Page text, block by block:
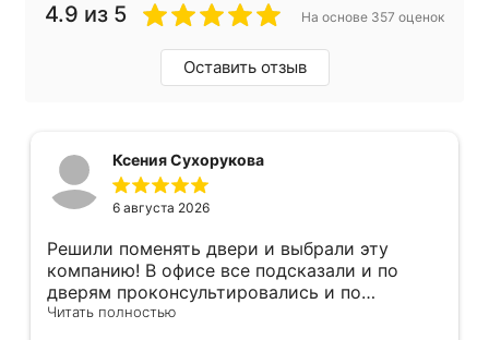
4.9 из 5 На основе 357 оценок
Оставить отзыв
Ксения Сухорукова
6 августа 2026
Решили поменять двери и выбрали эту
компанию! В офисе все подсказали и по
дверям проконсультировались и по
фурнитуре. Анастасия ответила на все
Читать полностью